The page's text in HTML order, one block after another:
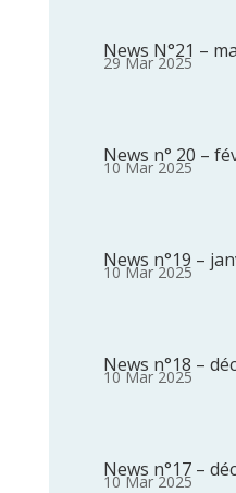
News N°21 –
29 Mar 2025
News n° 20 –
10 Mar 2025
News n°19 –
10 Mar 2025
News n°18 –
10 Mar 2025
News n°17 –
10 Mar 2025